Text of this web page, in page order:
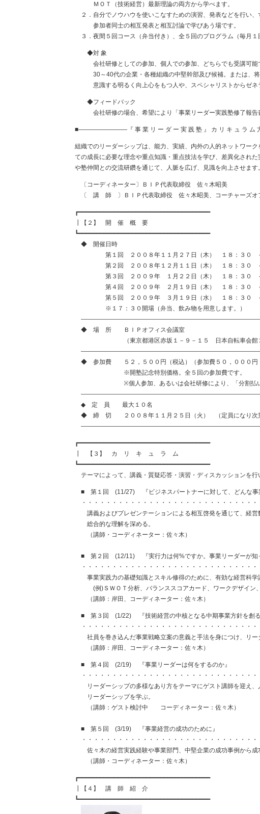
ＭＯＴ（技術経営）最新理論の両方から学べます。
２．自分でノウハウを使いこなすための演習、発表などを行い、
参加者同士の相互発表と相互討論で学びあう場です。
３．夜間５回コース（弁当付き）、全５回のプログラム（毎月１
◆対 象
会社研修としての参加、個人での参加、どちらでも受講可能
30～40代の企業・各種組織の中堅幹部及び候補。または、将
意識する明るく向上心をもつ人や、スペシャリストからゼネラ
◆フィードバック
会社研修の場合、希望により「事業リーダー実践塾修了報告
■――――――――『 事 業 リ ー ダ ー 実 践 塾 』 カ リ キ ュ
組織でのリーダーシップは、能力、実績、内外の人的ネットワー
ての成長に必要な理念や重点知識・重点技法を学び、差異化され
や塾仲間との交流研鑽を通じて、人脈を広げ、見識を向上させます。
〔コーディネーター〕ＢＩＰ代表取締役 佐々木昭美
〔 講 師 〕ＢＩＰ代表取締役 佐々木昭美、コーチャーズオ
┏━━━━━━━━━━━━━━━━━━━━━━━━━━━━━━━━━━━━━
┃【２】 開 催 概 要
┗━━━━━━━━━━━━━━━━━━━━━━━━━━━━━━━━━━━━━
◆ 開催日時
第１回 ２００８年１１月２７日（木） １８：３０
第２回 ２００８年１２月１１日（木） １８：３０
第３回 ２００９年 １月２２日（木） １８：３０
第４回 ２００９年 ２月１９日（木） １８：３０
第５回 ２００９年 ３月１９日（水） １８：３０
※１７：３０開場（弁当、飲み物を用意します。）
◆ 場 所 ＢＩＰオフィス会議室
（東京都港区赤坂１－９－１５ 日本自転車会館２
◆ 参加費 ５２，５００円（税込）（参加費５０，０００円
※開塾記念特別価格。全５回の参加費です。
※個人参加、あるいは会社研修により、「分割払い」「
◆ 定 員 最大１０名
◆ 締 切 ２００８年１１月２５日（火） （定員になり次第
┏━━━━━━━━━━━━━━━━━━━━━━━━━━━━━━━━━━━━━
┃ 【３】 カ リ キ ュ ラ ム
┗━━━━━━━━━━━━━━━━━━━━━━━━━━━━━━━━━━━━━
テーマによって、講義・質疑応答・演習・ディスカッションを行
■ 第１回 (11/27) 『ビジネスパートナーに対して、どんな事業
・・・・・・・・・・・・・・・・・・・・・・・・・・・・
講義およびプレゼンテーションによる相互啓発を通じて、経営
総合的な理解を深める。
（講師・コーディネーター：佐々木）
■ 第２回 (12/11) 『実行力は何%ですか。事業リーダーが知っ
・・・・・・・・・・・・・・・・・・・・・・・・・・・・
事業実践力の基礎知識とスキル修得のために、有効な経営科学
(例)ＳＷＯＴ分析、バランススコアカード、ワークデザイン、
（講師：岸田、コーディネーター：佐々木）
■ 第３回 (1/22) 『技術経営の中核となる中期事業方針を創る
・・・・・・・・・・・・・・・・・・・・・・・・・・・・
社員を巻き込んだ事業戦略立案の意義と手法を身につ
（講師：岸田、コーディネーター：佐々木）
■ 第４回 (2/19) 『事業リーダーは何をするのか』
・・・・・・・・・・・・・・・・・・・・・・・・・・・・
リーダーシップの多様なあり方をテーマにゲスト講師を迎え、
リーダーシップを学ぶ。
（講師：ゲスト検討中 コーディネーター：佐々木）
■ 第５回 (3/19) 『事業経営の成功のために』
・・・・・・・・・・・・・・・・・・・・・・・・・・・・
佐々木の経営実践経験や事業部門、中堅企業の成功事例から成
（講師・コーディネーター：佐々木）
┏━━━━━━━━━━━━━━━━━━━━━━━━━━━━━━━━━━━━━
┃【４】 講 師 紹 介
┗━━━━━━━━━━━━━━━━━━━━━━━━━━━━━━━━━━━━━